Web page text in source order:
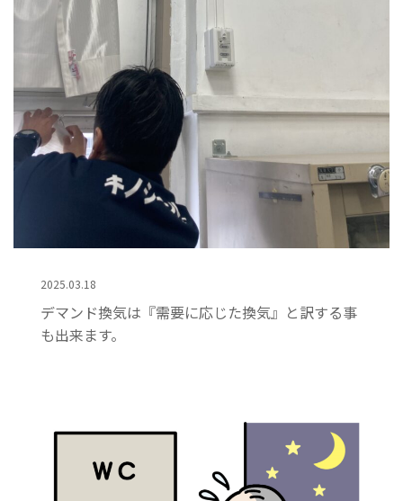
2025.03.18
デマンド換気は『需要に応じた換気』と訳する事
も出来ます。